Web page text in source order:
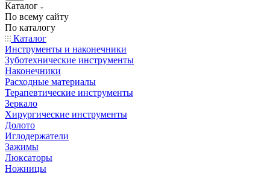
Каталог
По всему сайту
По каталогу
Каталог
Инструменты и наконечники
Зуботехнические инструменты
Наконечники
Расходные материалы
Терапевтические инструменты
Зеркало
Хирургические инструменты
Долото
Иглодержатели
Зажимы
Люксаторы
Ножницы